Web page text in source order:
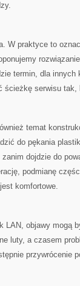
W praktyce to
termin, dla
ścieżkę serwisu tak,
temat
do pękania
dojdzie do
podmianę
komfortowe.
objawy mogą
luty, a czasem
przywrócenie